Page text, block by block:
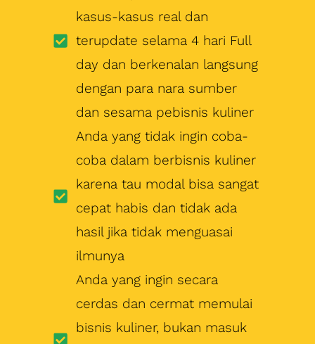
kasus-kasus real dan
terupdate selama 4 hari Full
day dan berkenalan langsung
dengan para nara sumber
dan sesama pebisnis kuliner
Anda yang tidak ingin coba-
coba dalam berbisnis kuliner
karena tau modal bisa sangat
cepat habis dan tidak ada
hasil jika tidak menguasai
ilmunya
Anda yang ingin secara
cerdas dan cermat memulai
bisnis kuliner, bukan masuk